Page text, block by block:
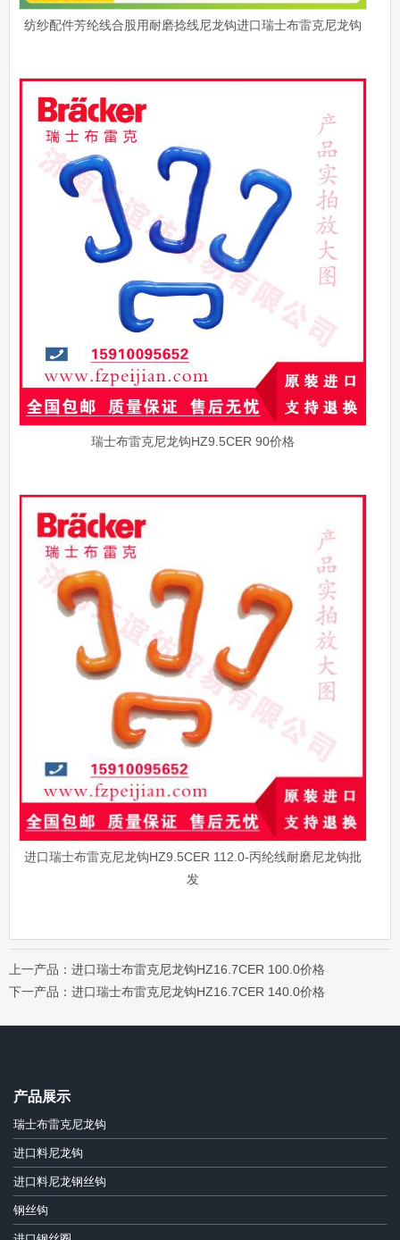
纺纱配件芳纶线合股用耐磨捻线尼龙钩进口瑞士布雷克尼龙钩
瑞士布雷克尼龙钩HZ9.5CER 90价格
进口瑞士布雷克尼龙钩HZ9.5CER 112.0-丙纶线耐磨尼龙钩批
发
上一产品：进口瑞士布雷克尼龙钩HZ16.7CER 100.0价格
下一产品：进口瑞士布雷克尼龙钩HZ16.7CER 140.0价格
产品展示
瑞士布雷克尼龙钩
进口料尼龙钩
进口料尼龙钢丝钩
钢丝钩